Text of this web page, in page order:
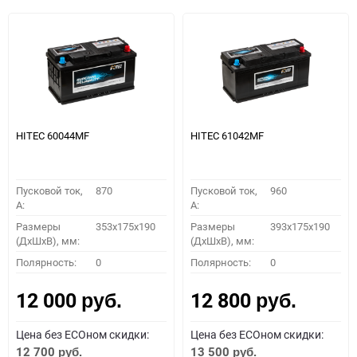
HITEC 60044MF
Пусковой ток,
A:
870
Размеры
(ДхШхВ), мм:
353x175x190
Полярность: 0
12 000 руб.
Цена без ECOном скидки:
12 700 руб.
HITEC 61042MF
Пусковой ток,
A:
960
Размеры
(ДхШхВ), мм:
393x175x190
Полярность: 0
12 800 руб.
Цена без ECOном скидки:
13 500 руб.